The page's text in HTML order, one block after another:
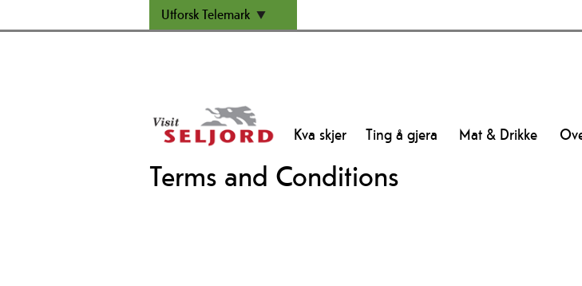
Utforsk Telemark
Kva skjer Ting å gjera Mat & Drikke
Terms and Conditions